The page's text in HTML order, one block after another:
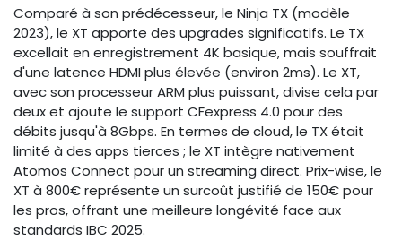
Comparé à son prédécesseur, le Ninja TX (modèle
2023), le XT apporte des upgrades significatifs. Le TX
excellait en enregistrement 4K basique, mais souffrait
d'une latence HDMI plus élevée (environ 2ms). Le XT,
avec son processeur ARM plus puissant, divise cela par
deux et ajoute le support CFexpress 4.0 pour des
débits jusqu'à 8Gbps. En termes de cloud, le TX était
limité à des apps tierces ; le XT intègre nativement
Atomos Connect pour un streaming direct. Prix-wise, le
XT à 800€ représente un surcoût justifié de 150€ pour
les pros, offrant une meilleure longévité face aux
standards IBC 2025.